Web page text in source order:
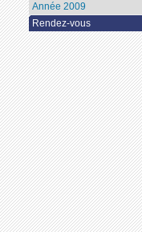
Année 2009
Rendez-vous